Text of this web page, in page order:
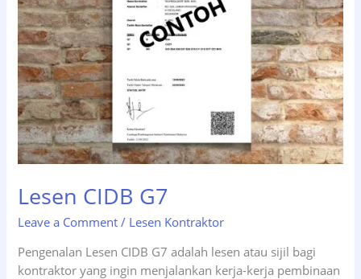
Lesen CIDB G7
Leave a Comment / Lesen Kontraktor
Pengenalan Lesen CIDB G7 adalah lesen atau sijil bagi
kontraktor yang ingin menjalankan kerja-kerja pembinaan